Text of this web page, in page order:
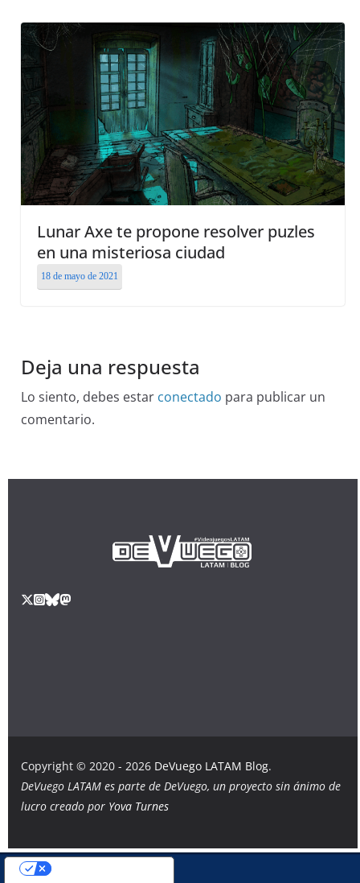
Lunar Axe te propone resolver puzles
en una misteriosa ciudad
18 de mayo de 2021
Deja una respuesta
Lo siento, debes estar conectado para publicar un
comentario.
Copyright © 2020 - 2026 DeVuego LATAM Blog.
DeVuego LATAM es parte de DeVuego, un proyecto sin ánimo de
lucro creado por Yova Turnes